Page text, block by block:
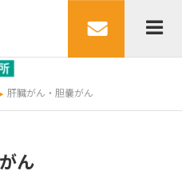
肝臓がん・胆嚢がん
ん